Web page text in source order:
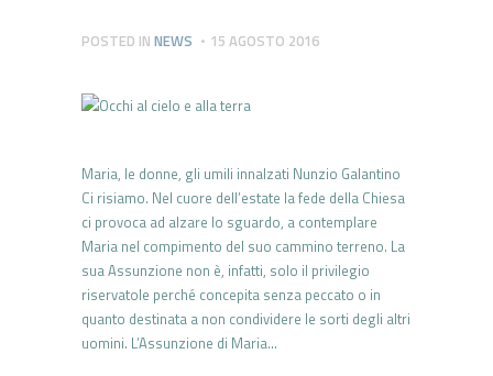
POSTED IN NEWS 15 AGOSTO 2016
Maria, le donne, gli umili innalzati Nunzio Galantino
Ci risiamo. Nel cuore dell’estate la fede della Chiesa
ci provoca ad alzare lo sguardo, a contemplare
Maria nel compimento del suo cammino terreno. La
sua Assunzione non è, infatti, solo il privilegio
riservatole perché concepita senza peccato o in
quanto destinata a non condividere le sorti degli altri
uomini. L’Assunzione di Maria…